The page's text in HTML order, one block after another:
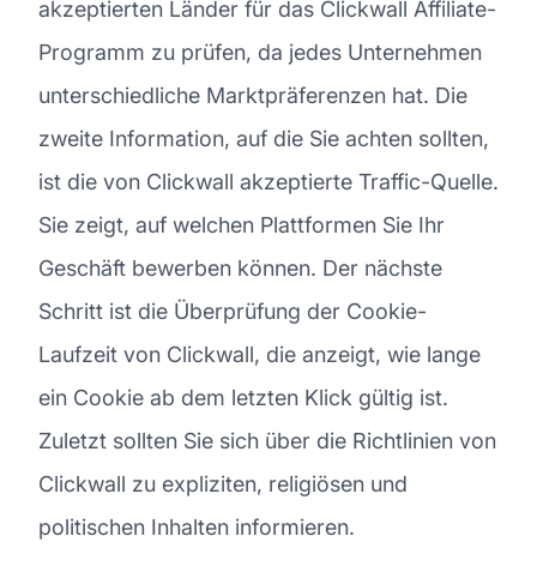
akzeptierten Länder für das Clickwall Affiliate-
Programm zu prüfen, da jedes Unternehmen
unterschiedliche Marktpräferenzen hat. Die
zweite Information, auf die Sie achten sollten,
ist die von Clickwall akzeptierte Traffic-Quelle.
Sie zeigt, auf welchen Plattformen Sie Ihr
Geschäft bewerben können. Der nächste
Schritt ist die Überprüfung der Cookie-
Laufzeit von Clickwall, die anzeigt, wie lange
ein Cookie ab dem letzten Klick gültig ist.
Zuletzt sollten Sie sich über die Richtlinien von
Clickwall zu expliziten, religiösen und
politischen Inhalten informieren.